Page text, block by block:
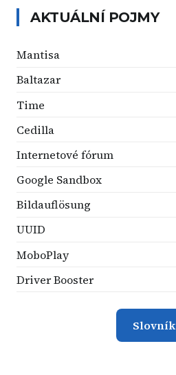
AKTUÁLNÍ POJMY
Mantisa
Baltazar
Time
Cedilla
Internetové fórum
Google Sandbox
Bildauflösung
UUID
MoboPlay
Driver Booster
Slovník